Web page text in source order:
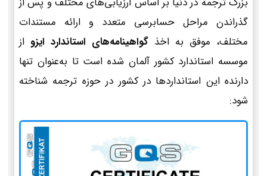
گذراندن مراحل حسابرسی متعدد و ارائه مستندات
مختلف، موفق به اخذ گواهینامه‌های استاندارد ایزو از
موسسه استاندارد کشور آلمان شده است تا به‌عنوان تنها
دارنده این استانداردها در کشور در حوزه ترجمه شناخته
شود: